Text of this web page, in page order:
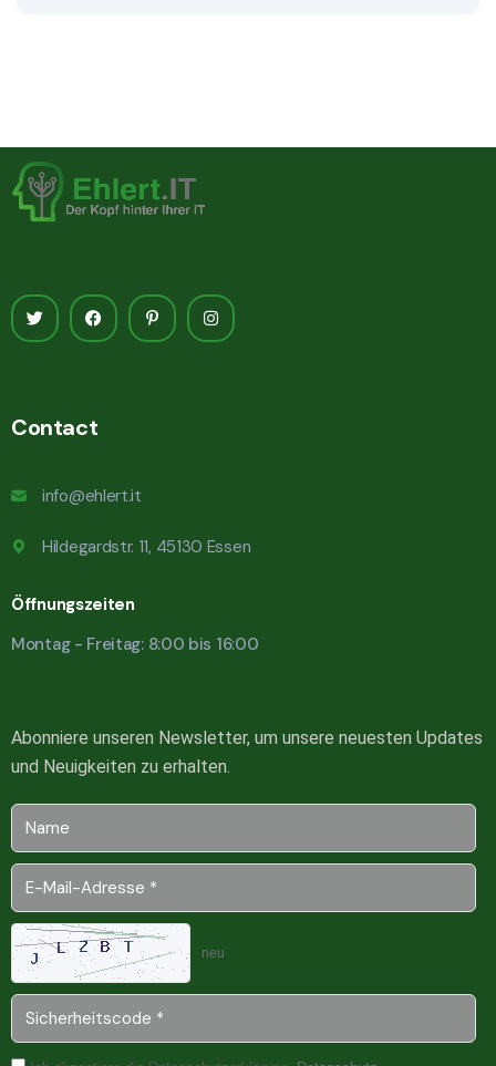
Contact
info@ehlert.it
Hildegardstr. 11, 45130 Essen
Öffnungszeiten
Montag - Freitag: 8:00 bis 16:00
Abonniere unseren Newsletter, um unsere neuesten Updates
und Neuigkeiten zu erhalten.
neu